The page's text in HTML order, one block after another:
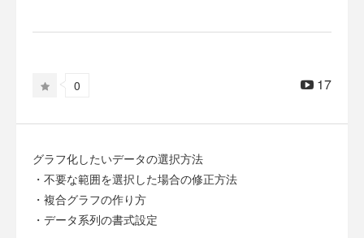
0 17
グラフ化したいデータの選択方法
・不要な範囲を選択した場合の修正方法
・複合グラフの作り方
・データ系列の書式設定